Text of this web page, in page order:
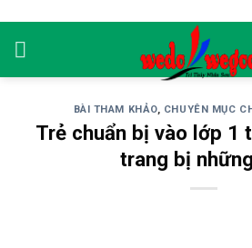
content
BÀI THAM KHẢO, CHUYÊN MỤC
Trẻ chuẩn bị vào lớp 1
trang bị